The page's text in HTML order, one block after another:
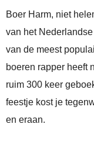
Boer Harm, niet
van het
van de meest
boeren rapper heeft
ruim 300 keer
feestje kost je
en eraan.